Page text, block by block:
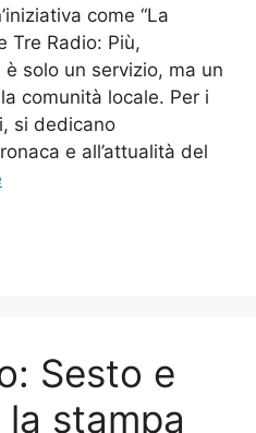
come “La
Tre Radio: Più,
è solo un servizio, ma un
comunità locale. Per i
si dedicano
e all’attualità del
Sesto e
stampa